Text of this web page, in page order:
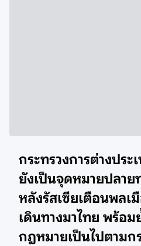
กระทรวงการต่างปร
ยังเป็นจุดหมายปลา
หลังรัสเซียเตือนพลเ
เดินทางมาไทย พร้อม
กฎหมายเป็นไปตามก